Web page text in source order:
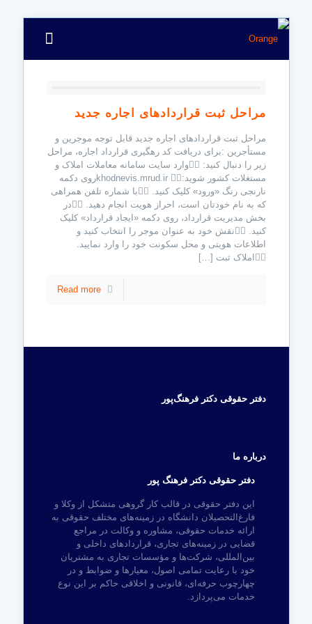
مراحل ثبت قراردادهای اجاره جدید
مراحل ثبت قراردادهای اجاره جدید قابل توجه موجرین و
مستأجرین :برای دریافت کد رهگیری قرارداد اجاره، مراحل
زیر را دنبال کنید: ۱⃣وارد سایت سامانه معاملات املاک و
مستغلات کشور شوید:khodnevis.mrud.ir ۲⃣روی دکمه
نارنجی رنگ «ورود» کلیک کنید. ۳⃣با شماره تلفن همراهی
که به نام خودتان است، احراز هویت انجام دهید. ۴⃣در
بخش مدیریت قرارداد، روی دکمه «ایجاد قرارداد» کلیک
کنید. ۵⃣نقش خود به عنوان موجر را انتخاب کنید و
اطلاعات هویتی و محل سکونت خود را وارد نمایید.
۶⃣املاک ثبت
[…]
Read more
دفتر حقوقی دکتر فرهنگ‌پور
درباره ما
دفتر حقوقی دکتر فرهنگ پور
این دفتر حقوقی در قالب کار گروهی متشکل از وکلا و
فارغ‌التحصیلان دانشگاه در زمینه‌های مختلف حقوقی به
ارائه خدمات حقوقی، مشاوره و وکالت در مراجع
قضایی در زمینه‌های تجاری، قراردادهای داخلی و
بین‌المللی، شرکت‌ها و مؤسسات تجاری به مشتریان
خود با رعایت تمامی اصول، معیارها و ضوابط و در
چهارچوب حرفه‌ای، قانونی و اخلاقی حاکم بر این نوع
خدمات می‌پردازد.